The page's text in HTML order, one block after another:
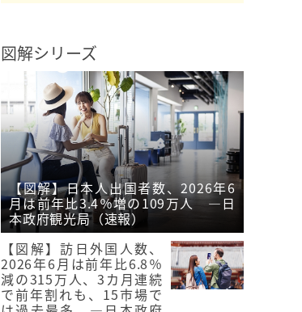
図解シリーズ
【図解】日本人出国者数、2026年6
月は前年比3.4％増の109万人 ―日
本政府観光局（速報）
【図解】訪日外国人数、
2026年6月は前年比6.8％
減の315万人、3カ月連続
で前年割れも、15市場で